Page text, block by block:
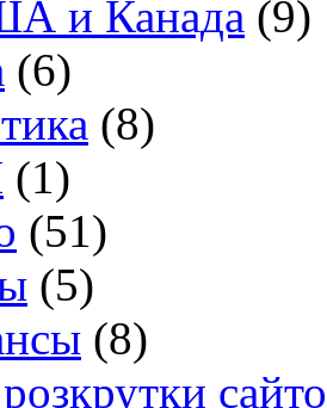
и Канада (9)
(6)
(8)
(1)
(51)
(5)
(8)